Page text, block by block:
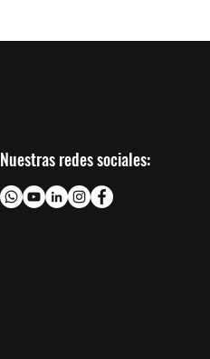
Nuestras redes sociales: